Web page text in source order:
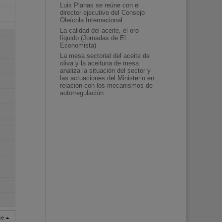
Luis Planas se reúne con el
director ejecutivo del Consejo
Oleícola Internacional
La calidad del aceite, el oro
líquido (Jornadas de El
Economista)
La mesa sectorial del aceite de
oliva y la aceituna de mesa
analiza la situación del sector y
las actuaciones del Ministerio en
relación con los mecanismos de
autorregulación